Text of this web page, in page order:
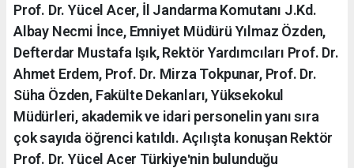
Prof. Dr. Yücel Acer, İl Jandarma Komutanı J.Kd.
Albay Necmi İnce, Emniyet Müdürü Yılmaz Özden,
Defterdar Mustafa Işık, Rektör Yardımcıları Prof. Dr.
Ahmet Erdem, Prof. Dr. Mirza Tokpunar, Prof. Dr.
Süha Özden, Fakülte Dekanları, Yüksekokul
Müdürleri, akademik ve idari personelin yanı sıra
çok sayıda öğrenci katıldı. Açılışta konuşan Rektör
Prof. Dr. Yücel Acer Türkiyeʹnin bulunduğu